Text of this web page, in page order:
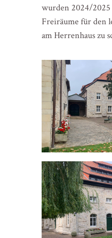
wurden 2024/2025
Freiräume für den
am Herrenhaus zu